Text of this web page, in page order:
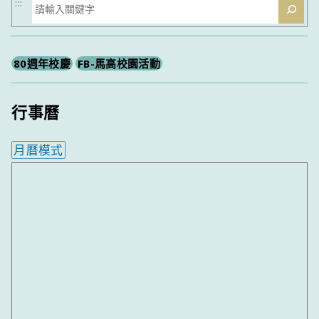
尋
:::
80週年校慶 FB-馬高校園活動
行事曆
月曆模式